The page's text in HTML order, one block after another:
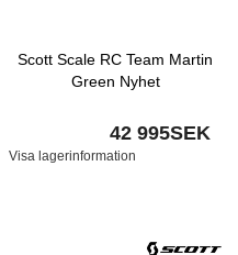
Scott Scale RC Team Martin
Green Nyhet
42 995SEK
Visa lagerinformation